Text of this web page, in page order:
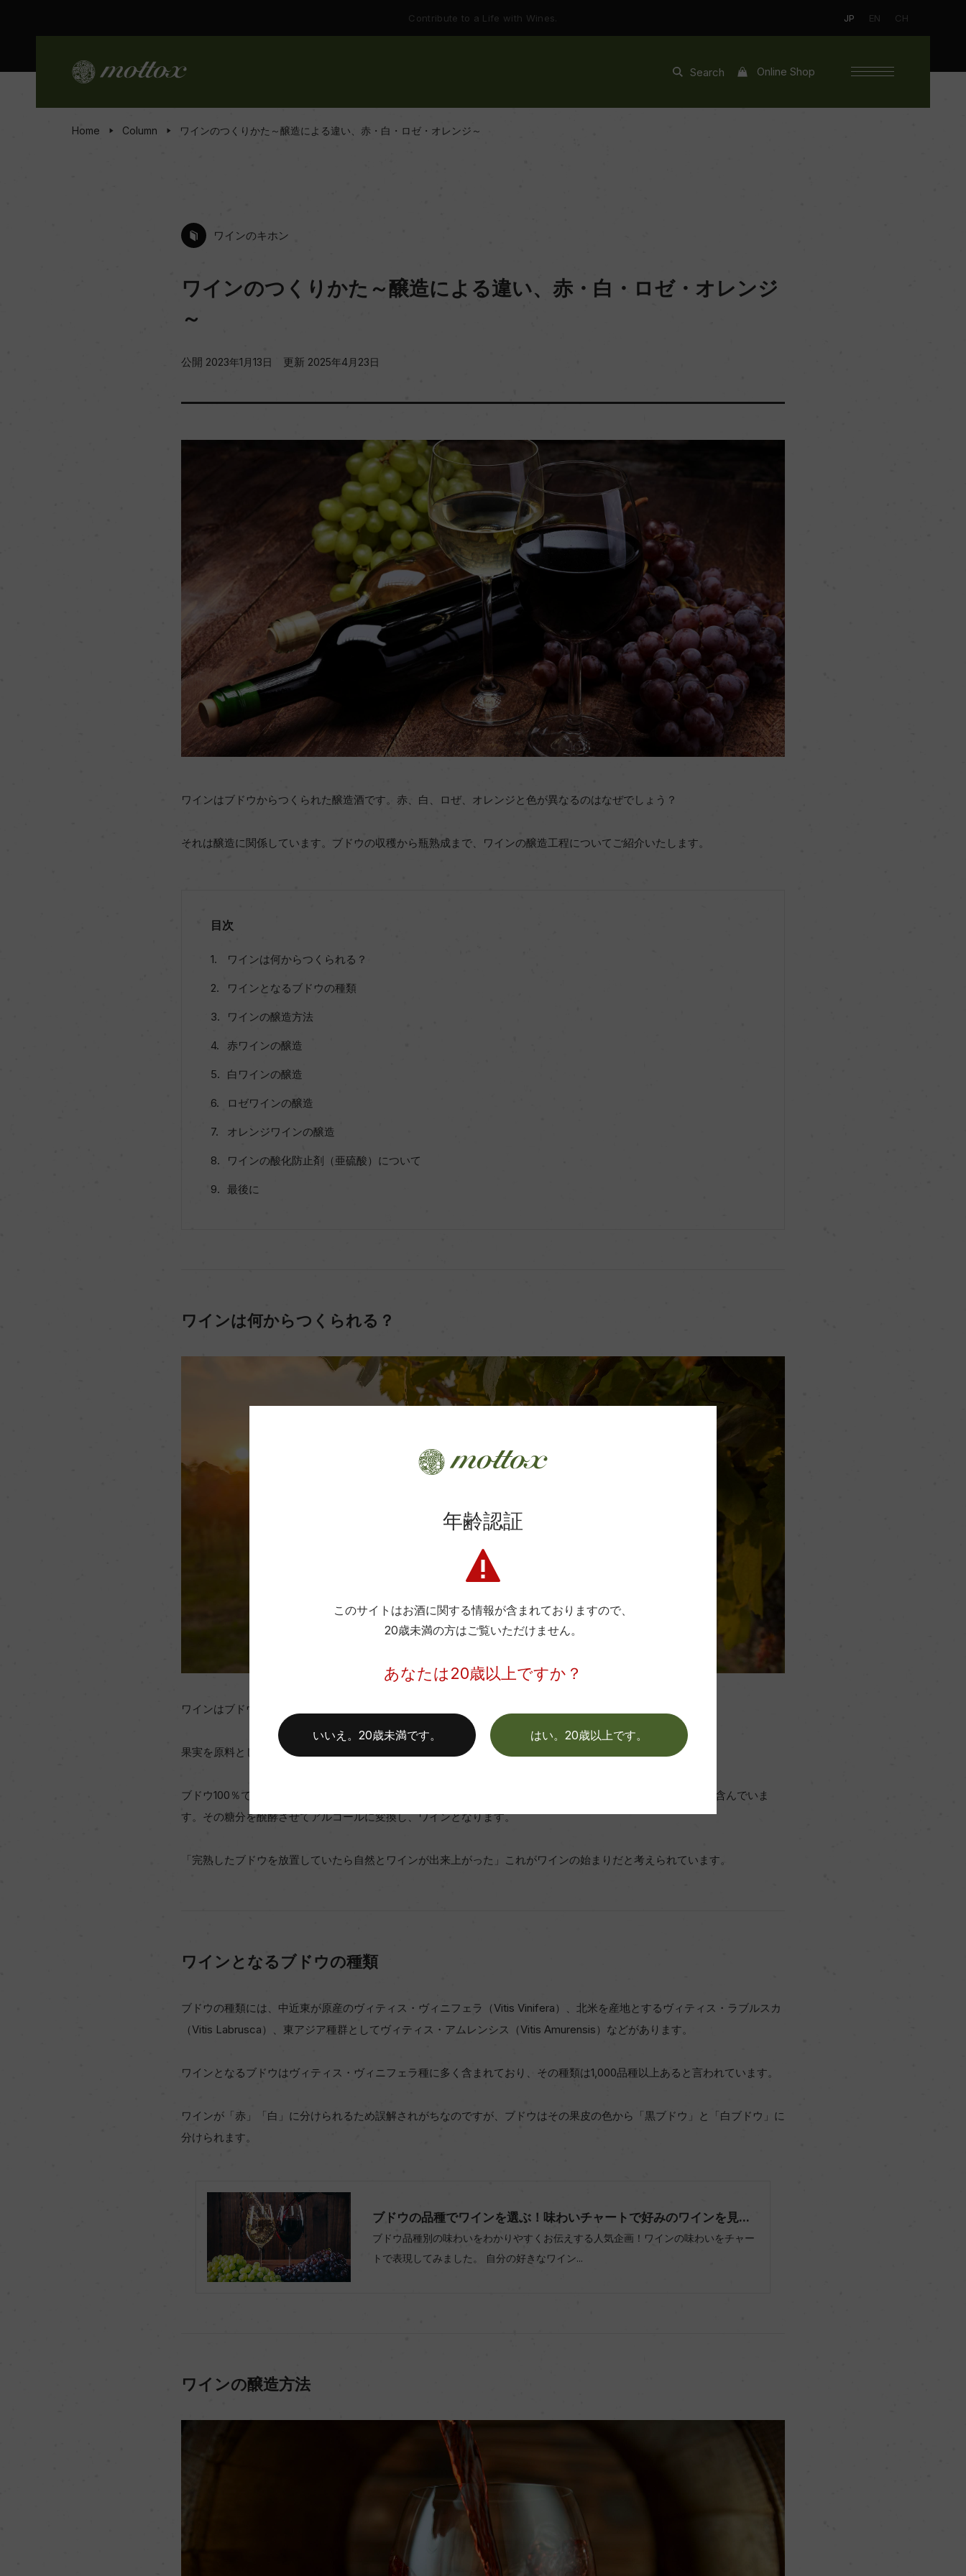
Contribute to a Life with Wines. JP EN CH
Search Online Shop
Home Column ワインのつくりかた～醸造による違い、赤・白・ロゼ・オレンジ～
ワインのキホン
ワインのつくりかた～醸造による違い、赤・白・ロゼ・オレンジ
～
公開 2023年1月13日 更新 2025年4月23日
ワインはブドウからつくられた醸造酒です。赤、白、ロぜ、オレンジと色が異なるのはなぜでしょう？
それは醸造に関係しています。ブドウの収穫から瓶熟成まで、ワインの醸造工程についてご紹介いたします。
目次
ワインは何からつくられる？
ワインとなるブドウの種類
ワインの醸造方法
赤ワインの醸造
白ワインの醸造
ロゼワインの醸造
オレンジワインの醸造
ワインの酸化防止剤（亜硫酸）について
最後に
ワインは何からつくられる？
ワインはブドウ果実を原料として醸造されたお酒です。
果実を原料とした醸造酒のため、日本の酒税法では「果実酒」に分類されます。
ブドウ100％でつくられており、日本酒やビールと異なり加水は行いません。ブドウは果実の中でも高い糖分を含んでいま
す。その糖分を醗酵させてアルコールに変換し、ワインとなります。
「完熟したブドウを放置していたら自然とワインが出来上がった」これがワインの始まりだと考えられています。
ワインとなるブドウの種類
ブドウの種類には、中近東が原産のヴィティス・ヴィニフェラ（Vitis Vinifera）、北米を産地とするヴィティス・ラブルスカ
（Vitis Labrusca）、東アジア種群としてヴィティス・アムレンシス（Vitis Amurensis）などがあります。
ワインとなるブドウはヴィティス・ヴィニフェラ種に多く含まれており、その種類は1,000品種以上あると言われています。
ワインが「赤」「白」に分けられるため誤解されがちなのですが、ブドウはその果皮の色から「黒ブドウ」と「白ブドウ」に
分けられます。
ブドウの品種でワインを選ぶ！味わいチャートで好みのワインを見...
ブドウ品種別の味わいをわかりやすくお伝えする人気企画！ワインの味わいをチャー
トで表現してみました。 自分の好きなワイン...
ワインの醸造方法
年齢認証
このサイトはお酒に関する情報が含まれておりますので、
20歳未満の方はご覧いただけません。
あなたは20歳以上ですか？
はい。20歳以上です。
いいえ。20歳未満です。